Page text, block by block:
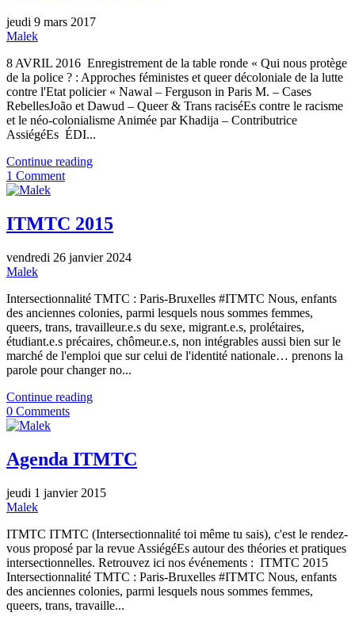
jeudi 9 mars 2017
Malek
8 AVRIL 2016 Enregistrement de la table ronde « Qui nous protège
de la police ? : Approches féministes et queer décoloniale de la lutte
contre l'Etat policier « Nawal – Ferguson in Paris M. – Cases
RebellesJoão et Dawud – Queer & Trans raciséEs contre le racisme
et le néo-colonialisme Animée par Khadija – Contributrice
AssiégéEs ÉDI...
Continue reading
1 Comment
ITMTC 2015
vendredi 26 janvier 2024
Malek
Intersectionnalité TMTC : Paris-Bruxelles #ITMTC Nous, enfants
des anciennes colonies, parmi lesquels nous sommes femmes,
queers, trans, travailleur.e.s du sexe, migrant.e.s, prolétaires,
étudiant.e.s précaires, chômeur.e.s, non intégrables aussi bien sur le
marché de l'emploi que sur celui de l'identité nationale… prenons la
parole pour changer no...
Continue reading
0 Comments
Agenda ITMTC
jeudi 1 janvier 2015
Malek
ITMTC ITMTC (Intersectionnalité toi même tu sais), c'est le rendez-
vous proposé par la revue AssiégéEs autour des théories et pratiques
intersectionnelles. Retrouvez ici nos événements : ITMTC 2015
Intersectionnalité TMTC : Paris-Bruxelles #ITMTC Nous, enfants
des anciennes colonies, parmi lesquels nous sommes femmes,
queers, trans, travaille...